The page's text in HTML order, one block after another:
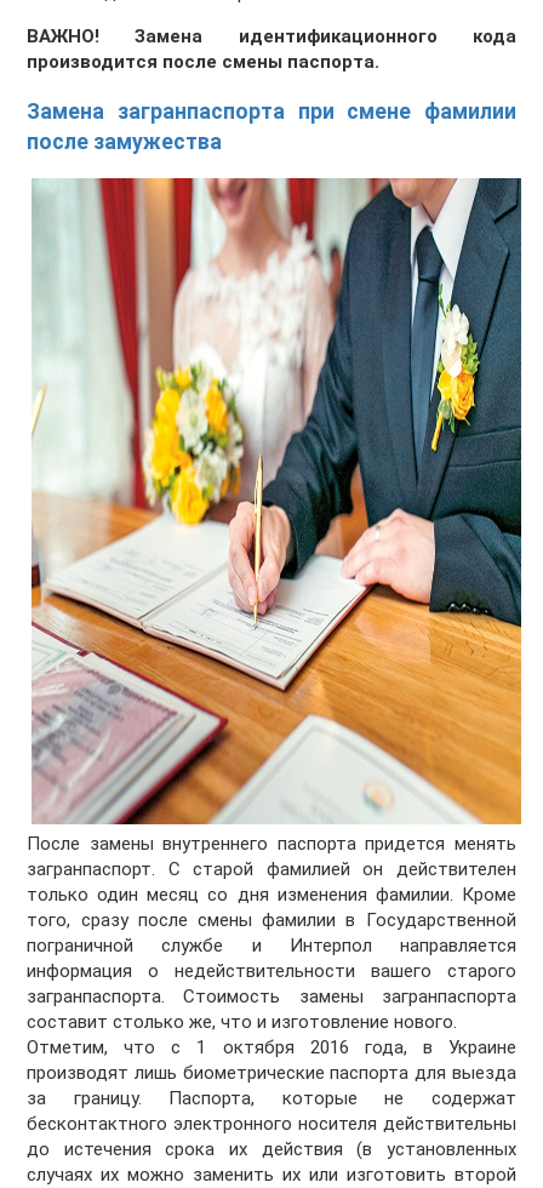
ВАЖНО! Замена идентификационного кода
производится после смены паспорта.
Замена загранпаспорта при смене фамилии
после замужества
После замены внутреннего паспорта придется менять
загранпаспорт. С старой фамилией он действителен
только один месяц со дня изменения фамилии. Кроме
того, сразу после смены фамилии в Государственной
пограничной службе и Интерпол направляется
информация о недействительности вашего старого
загранпаспорта. Стоимость замены загранпаспорта
составит столько же, что и изготовление нового.
Отметим, что с 1 октября 2016 года, в Украине
производят лишь биометрические паспорта для выезда
за границу. Паспорта, которые не содержат
бесконтактного электронного носителя действительны
до истечения срока их действия (в установленных
случаях их можно заменить их или изготовить второй